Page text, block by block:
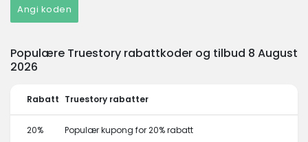
Angi koden
Populære Truestory rabattkoder og tilbud 8 August
2026
Rabatt Truestory rabatter
20% Populær kupong for 20% rabatt